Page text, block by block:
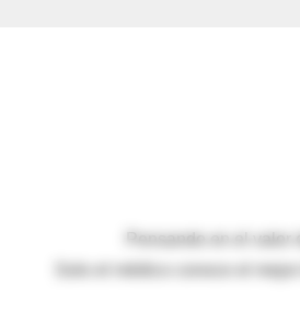
Pensando en el valor